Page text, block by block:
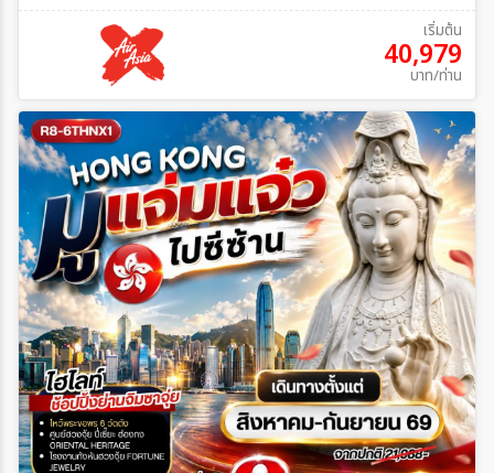
เริ่มต้น
40,979
บาท/ท่าน